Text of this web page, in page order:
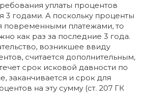
уплаты процентов
3 годами. А поскольку проценты
повременными платежами, то
как раз за последние 3 года.
возникшее ввиду
считается дополнительным,
срок исковой давности по
заканчивается и срок для
на эту сумму (ст. 207 ГК